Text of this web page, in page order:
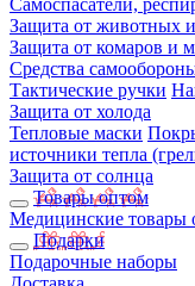
Самоспасатели,
Защита от животных
Защита от комаров и
Средства
Тактические ручки
Защита от холода
Тепловые маски
источники тепла
Защита от солнца
Товары оптом
Медицинские товары
Подарки
Подарочные наборы